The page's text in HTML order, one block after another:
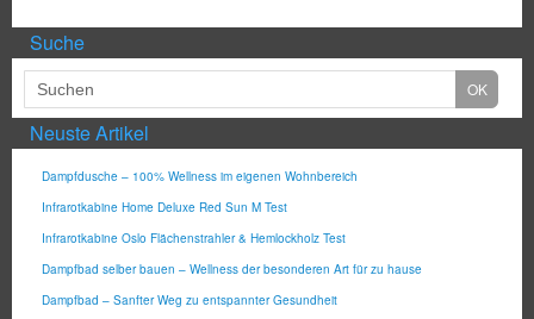
Suche
Neuste Artikel
Dampfdusche – 100% Wellness im eigenen Wohnbereich
Infrarotkabine Home Deluxe Red Sun M Test
Infrarotkabine Oslo Flächenstrahler & Hemlockholz Test
Dampfbad selber bauen – Wellness der besonderen Art für zu hause
Dampfbad – Sanfter Weg zu entspannter Gesundheit